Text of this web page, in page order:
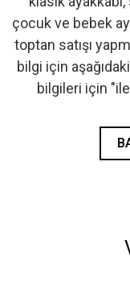
- İlk Adım &
- Babetler
çocuk ve bebek
toptan satışı
bilgi için
bilgileri için